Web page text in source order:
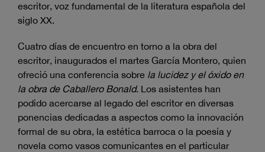
escritor, voz fundamental de la literatura española del
siglo XX.
Cuatro días de encuentro en torno a la obra del
escritor, inaugurados el martes García Montero, quien
ofreció una conferencia sobre la lucidez y el óxido en
la obra de Caballero Bonald. Los asistentes han
podido acercarse al legado del escritor en diversas
ponencias dedicadas a aspectos como la innovación
formal de su obra, la estética barroca o la poesía y
novela como vasos comunicantes en el particular